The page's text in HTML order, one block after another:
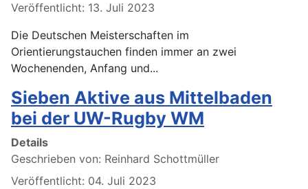
Veröffentlicht: 13. Juli 2023
Die Deutschen Meisterschaften im
Orientierungstauchen finden immer an zwei
Wochenenden, Anfang und...
Sieben Aktive aus Mittelbaden
bei der UW-Rugby WM
Details
Geschrieben von: Reinhard Schottmüller
Veröffentlicht: 04. Juli 2023